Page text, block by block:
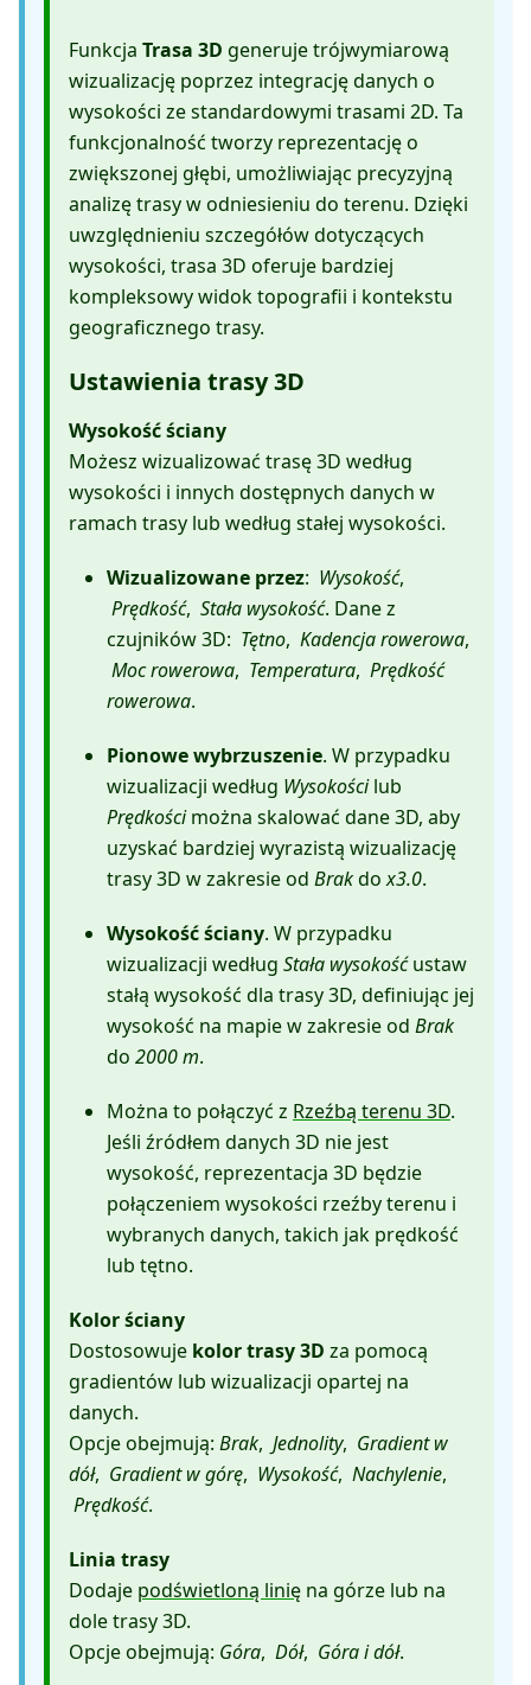
Funkcja Trasa 3D generuje trójwymiarową
wizualizację poprzez integrację danych o
wysokości ze standardowymi trasami 2D. Ta
funkcjonalność tworzy reprezentację o
zwiększonej głębi, umożliwiając precyzyjną
analizę trasy w odniesieniu do terenu. Dzięki
uwzględnieniu szczegółów dotyczących
wysokości, trasa 3D oferuje bardziej
kompleksowy widok topografii i kontekstu
geograficznego trasy.
Ustawienia trasy 3D
Wysokość ściany
Możesz wizualizować trasę 3D według
wysokości i innych dostępnych danych w
ramach trasy lub według stałej wysokości.
Wizualizowane przez: Wysokość,
Prędkość, Stała wysokość. Dane z
czujników 3D: Tętno, Kadencja rowerowa,
Moc rowerowa, Temperatura, Prędkość
rowerowa.
Pionowe wybrzuszenie. W przypadku
wizualizacji według Wysokościlub
Prędkościmożna skalować dane 3D, aby
uzyskać bardziej wyrazistą wizualizację
trasy 3D w zakresie od Brakdox3.0.
Wysokość ściany. W przypadku
wizualizacji według Stała wysokośćustaw
stałą wysokość dla trasy 3D, definiując jej
wysokość na mapie w zakresie od Brak
do 2000 m.
Można to połączyć z Rzeźbą terenu 3D.
Jeśli źródłem danych 3D nie jest
wysokość, reprezentacja 3D będzie
połączeniem wysokości rzeźby terenu i
wybranych danych, takich jak prędkość
lub tętno.
Kolor ściany
Dostosowuje kolor trasy 3D za pomocą
gradientów lub wizualizacji opartej na
danych.
Opcje obejmują: Brak, Jednolity, Gradient w
dół, Gradient w górę, Wysokość, Nachylenie,
Prędkość.
Linia trasy
Dodaje podświetloną linię na górze lub na
dole trasy 3D.
Opcje obejmują: Góra, Dół, Góra i dół.